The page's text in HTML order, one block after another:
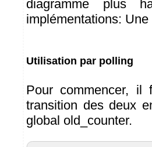
diagramme plus
implémentations:
Utilisation par polling
Pour commencer,
transition des deux
global old_counter.